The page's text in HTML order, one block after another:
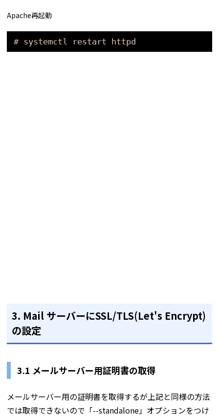
Apache再起動
# systemctl restart httpd
3. Mail サーバーにSSL/TLS(Let's Encrypt)
の設定
3.1 メールサーバー用証明書の取得
メールサーバー用の証明書を取得するが上記と同様の方法
では取得できないので「--standalone」オプションをつけ